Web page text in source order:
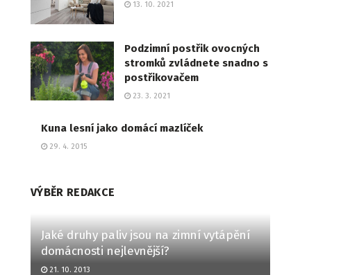
13. 10. 2021
Podzimní postřik ovocných
stromků zvládnete snadno s
postřikovačem
23. 3. 2021
Kuna lesní jako domácí mazlíček
29. 4. 2015
VÝBĚR REDAKCE
Jaké druhy paliv jsou na zimní vytápění
domácnosti nejlevnější?
21. 10. 2013